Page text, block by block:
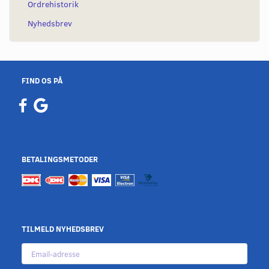
Ordrehistorik
Nyhedsbrev
FIND OS PÅ
BETALINGSMETODER
TILMELD NYHEDSBREV
Email-
adresse